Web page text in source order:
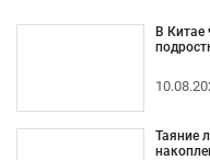
В Китае
Таяние